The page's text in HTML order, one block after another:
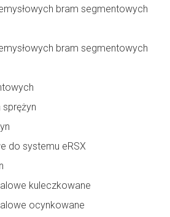
bram segmentowych
bram segmentowych
sprężyn
do systemu eRSX
kuleczkowane
ocynkowane